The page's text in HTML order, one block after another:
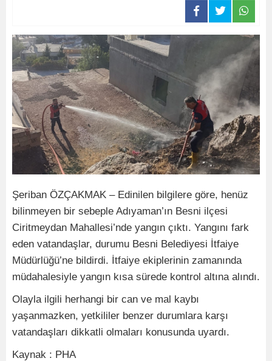
Şeriban ÖZÇAKMAK ­– Edinilen bilgilere göre, henüz
bilinmeyen bir sebeple Adıyaman’ın Besni ilçesi
Ciritmeydan Mahallesi’nde yangın çıktı. Yangını fark
eden vatandaşlar, durumu Besni Belediyesi İtfaiye
Müdürlüğü’ne bildirdi. İtfaiye ekiplerinin zamanında
müdahalesiyle yangın kısa sürede kontrol altına alındı.
Olayla ilgili herhangi bir can ve mal kaybı
yaşanmazken, yetkililer benzer durumlara karşı
vatandaşları dikkatli olmaları konusunda uyardı.
Kaynak : PHA